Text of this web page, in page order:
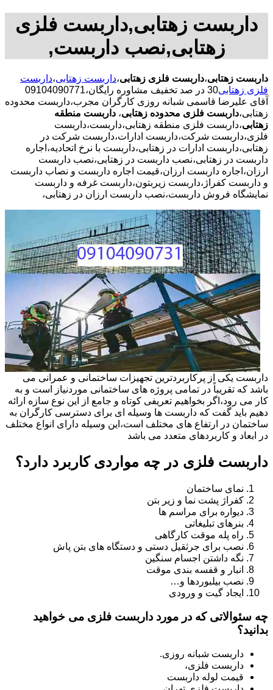
داربست زهتابی,داربست فلزی
زهتابی,نصب داربست,
داربست زهتابی،داربست فلزی زهتابی،داربست زهتابی،داربست
فلزی زهتابی
30 در صد تخفیف مشاوره رایگان،09104090771
آقای علیرضا قاسمی شبانه روزی کارگران مجرب،داربست محدوده
زهتابی،داربست فلزی محدوده زهتابی، داربست منطقه
زهتابی،داربست فلزی منطقه زهتابی،داربست،داربست
فلزی،داربست شرکت،داربست ادارات،داربست شرکت در
زهتابی،داربست ادارات در زهتابی،داربست با نرخ اتحادیه،اجاره
داربست در زهتابی،نصب داربست در زهتابی،نصب داربست
ارزان،اجاره داربست ارزان،قیمت اجاره داربست و نصاب داربست
و داربست کفراژ،داربست زیربتون،داربست غرفه و داربست
نمایشگاه فروش داربست،نصب داربست ارزان در زهتابی،
داربست یکی از پرکاربردترین تجهیزات ساختمانی و عمرانی می
باشد که تقریباً در تمامی پروژه های ساختمانی موردنیاز است و به
کار می رود،اگر بخواهیم تعریفی کوتاه و جامع از این نوع سازه ارائه
دهیم باید گفت که داربست ها وسیله ای برای دسترسی کارگران به
ساختمان در ارتفاع های مختلف است،این وسیله دارای انواع مختلف
در ابعاد و کاربردهای متعدد می باشد
داربست فلزی در چه مواردی کاربرد دارد؟
نمای ساختمان
کفراژ پشت نما و زیر بتن
دیواره برای مراسم ها
بنرهای تبلیغاتی
راه پله موقت کارگاهی
نصب برای جرثقیل دستی و دستگاه های بتن پاش
نگه داشتن اجسام سنگین
انبار و قفسه بندی موقت
نصب بیلبوردها و…
ایجاد گیت و ورودی
چه سئوالاتی که در مورد داربست فلزی می خواهید
بدانید؟
داربست شبانه روزی.
داربست فلزی،
قیمت لوله داربست